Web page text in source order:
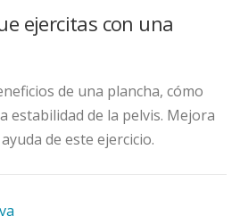
ejercitas con una
de una plancha, cómo
estabilidad de la pelvis. Mejora
de este ejercicio.